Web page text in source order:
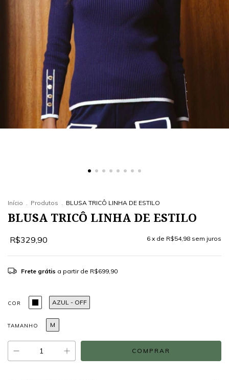
Início . Produtos . BLUSA TRICÔ LINHA DE ESTILO
BLUSA TRICÔ LINHA DE ESTILO
R$329,90 6 x de R$54,98 sem juros
Frete grátis a partir de R$699,90
COR AZUL - OFF
TAMANHO M